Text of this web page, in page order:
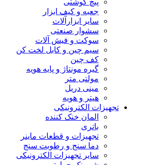
جعبه و کیف ابزار
سایر ابزارآلات
سشوار صنعتی
سوکت و فیش آلات
سیم چین و کابل لخت کن
کف چین
گیره مونتاژ و پایه هویه
مولتی متر
مینی دریل
هیتر و هویه
تجهیزات الکترونیکی
المان خنک کننده
باتری
تجهیزات و قطعات ماینر
دما سنج و رطوبت سنج
سایر تجهیزات الکترونیکی